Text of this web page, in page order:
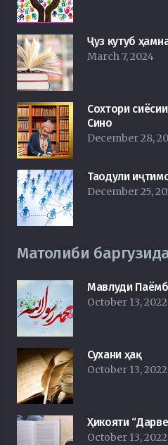
Ҷуз кутуб
March 7, 2024
Сохтори
Сино
December 28,
Таодули
December 25,
Матолиби
Мавлуди
October 13, 2022
Сухани ҳақ
October 13, 2022
Ҳикояти
October 13, 2022